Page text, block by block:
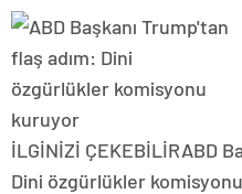
İLGİNİZİ ÇEKEBİLİRABD
Dini özgürlükler